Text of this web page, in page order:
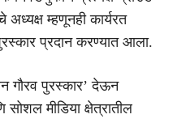
म्हणूनही कार्यरत
प्रदान करण्यात आला.
गौरव पुरस्कार’ देऊन
मीडिया क्षेत्रातील